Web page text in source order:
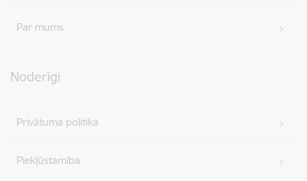
Par mums
Noderīgi
Privātuma politika
Piekļūstamība